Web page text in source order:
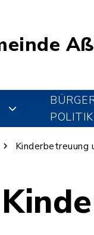
POLITIK
Kinderbetreuung